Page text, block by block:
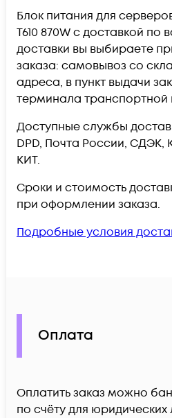
Блок питания для
T610 870W c доставкой по
доставки вы выбираете
заказа: самовывоз со
адреса, в пункт выдачи
терминала транспортной
Доступные службы
DPD, Почта России, СДЭК,
КИТ.
Сроки и стоимость
при оформлении заказа.
Подробные условия
Оплата
Оплатить заказ можно
по счёту для юридических